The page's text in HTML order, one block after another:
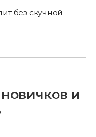
без скучной
и